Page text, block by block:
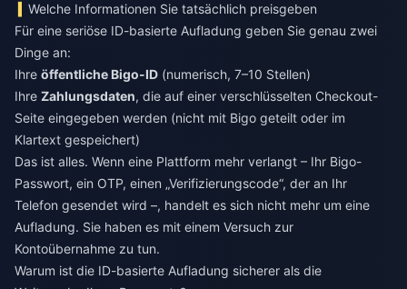
Welche Informationen Sie tatsächlich preisgeben
Für eine seriöse ID-basierte Aufladung geben Sie genau zwei
Dinge an:
Ihre öffentliche Bigo-ID (numerisch, 7–10 Stellen)
Ihre Zahlungsdaten, die auf einer verschlüsselten Checkout-
Seite eingegeben werden (nicht mit Bigo geteilt oder im
Klartext gespeichert)
Das ist alles. Wenn eine Plattform mehr verlangt – Ihr Bigo-
Passwort, ein OTP, einen „Verifizierungscode“, der an Ihr
Telefon gesendet wird –, handelt es sich nicht mehr um eine
Aufladung. Sie haben es mit einem Versuch zur
Kontoübernahme zu tun.
Warum ist die ID-basierte Aufladung sicherer als die